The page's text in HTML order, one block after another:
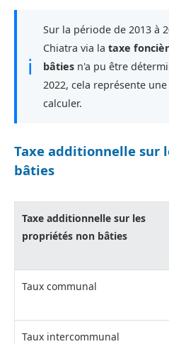
ℹ
Sur la période de 2013 à
Chiatra via la taxe
bâties n'a pu être
2022, cela représente
calculer.
Taxe additionnelle sur
bâties
Taxe additionnelle sur les
propriétés non bâties
Taux communal
Taux intercommunal